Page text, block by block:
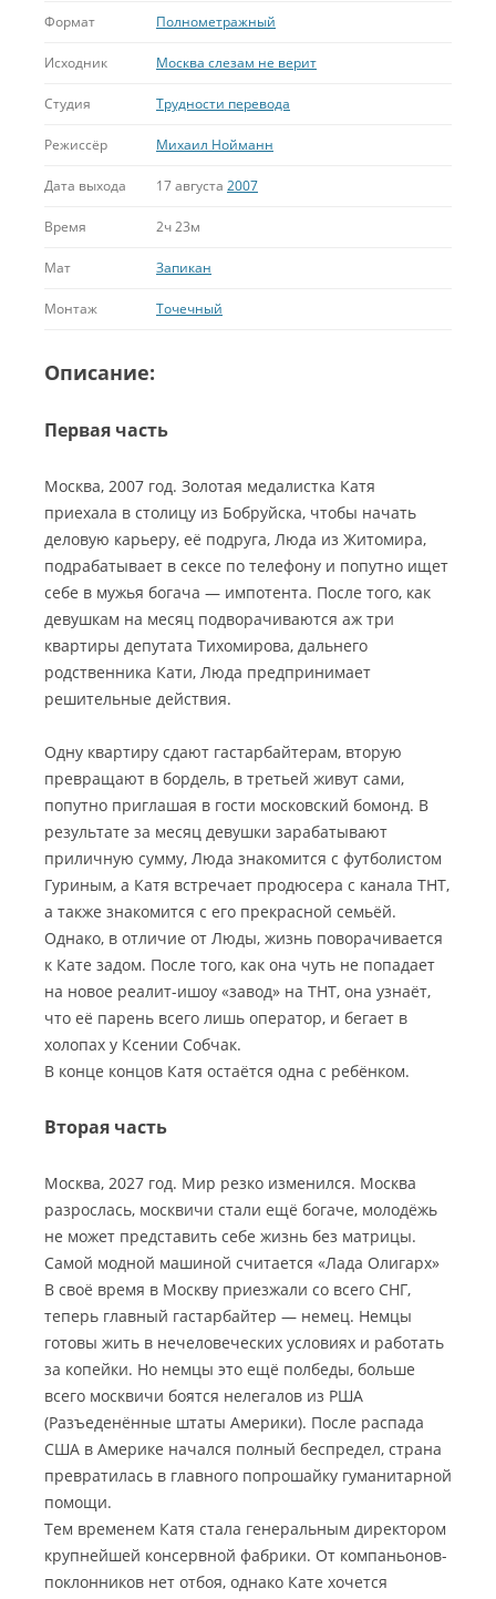
Формат Полнометражный
Исходник Москва слезам не верит
Студия Трудности перевода
Режиссёр Михаил Нойманн
Дата выхода 17 августа 2007
Время 2ч 23м
Мат Запикан
Монтаж Точечный
Описание:
Первая часть
Москва, 2007 год. Золотая медалистка Катя
приехала в столицу из Бобруйска, чтобы начать
деловую карьеру, её подруга, Люда из Житомира,
подрабатывает в сексе по телефону и попутно ищет
себе в мужья богача — импотента. После того, как
девушкам на месяц подворачиваются аж три
квартиры депутата Тихомирова, дальнего
родственника Кати, Люда предпринимает
решительные действия.
Одну квартиру сдают гастарбайтерам, вторую
превращают в бордель, в третьей живут сами,
попутно приглашая в гости московский бомонд. В
результате за месяц девушки зарабатывают
приличную сумму, Люда знакомится с футболистом
Гуриным, а Катя встречает продюсера с канала ТНТ,
а также знакомится с его прекрасной семьёй.
Однако, в отличие от Люды, жизнь поворачивается
к Кате задом. После того, как она чуть не попадает
на новое реалит-ишоу «завод» на ТНТ, она узнаёт,
что её парень всего лишь оператор, и бегает в
холопах у Ксении Собчак.
В конце концов Катя остаётся одна с ребёнком.
Вторая часть
Москва, 2027 год. Мир резко изменился. Москва
разрослась, москвичи стали ещё богаче, молодёжь
не может представить себе жизнь без матрицы.
Самой модной машиной считается «Лада Олигарх»
В своё время в Москву приезжали со всего СНГ,
теперь главный гастарбайтер — немец. Немцы
готовы жить в нечеловеческих условиях и работать
за копейки. Но немцы это ещё полбеды, больше
всего москвичи боятся нелегалов из РША
(Разъеденённые штаты Америки). После распада
США в Америке начался полный беспредел, страна
превратилась в главного попрошайку гуманитарной
помощи.
Тем временем Катя стала генеральным директором
крупнейшей консервной фабрики. От компаньонов-
поклонников нет отбоя, однако Кате хочется